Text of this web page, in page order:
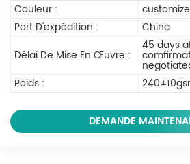
Couleur :
Port D'expédition :
China
Délai De Mise En Œuvre :
45 days
Poids :
DEMANDE